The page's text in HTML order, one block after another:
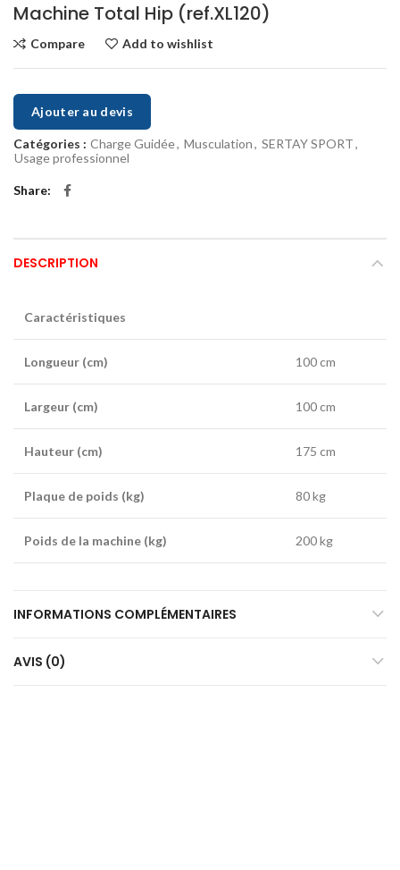
Machine Total Hip (ref.XL120)
Compare Add to wishlist
Ajouter au devis
Catégories : Charge Guidée, Musculation, SERTAY SPORT,
Usage professionnel
Share
DESCRIPTION
Caractéristiques
Longueur (cm) 100 cm
Largeur (cm) 100 cm
Hauteur (cm) 175 cm
Plaque de poids (kg) 80 kg
Poids de la machine (kg) 200 kg
INFORMATIONS COMPLÉMENTAIRES
AVIS (0)